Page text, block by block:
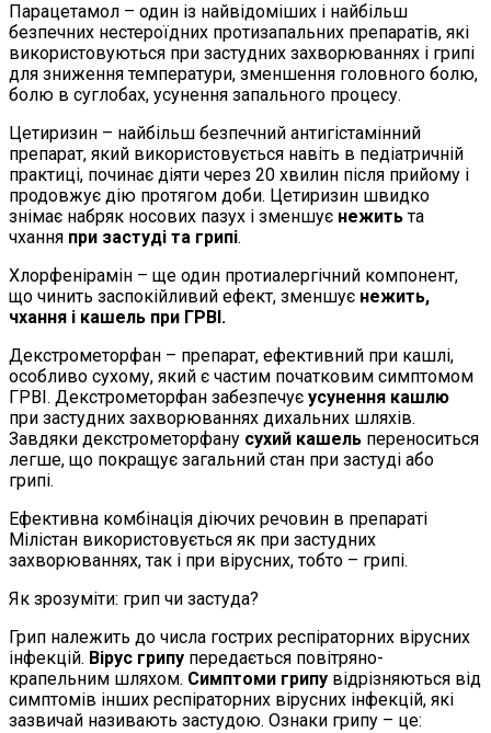
Парацетамол – один із найвідоміших і найбільш
безпечних нестероїдних протизапальних препаратів, які
використовуються при застудних захворюваннях і грипі
для зниження температури, зменшення головного болю,
болю в суглобах, усунення запального процесу.
Цетиризин – найбільш безпечний антигістамінний
препарат, який використовується навіть в педіатричній
практиці, починає діяти через 20 хвилин після прийому і
продовжує дію протягом доби. Цетиризин швидко
знімає набряк носових пазух і зменшує нежитьта
чхання при застуді та грипі.
Хлорфенірамін – ще один протиалергічний компонент,
що чинить заспокійливий ефект, зменшує нежить,
чхання і кашель при ГРВІ.
Декстрометорфан – препарат, ефективний при кашлі,
особливо сухому, який є частим початковим симптомом
ГРВІ. Декстрометорфан забезпечує усунення кашлю
при застудних захворюваннях дихальних шляхів.
Завдяки декстрометорфану сухий кашель переноситься
легше, що покращує загальний стан при застуді або
грипі.
Ефективна комбінація діючих речовин в препараті
Мілістан використовується як при застудних
захворюваннях, так і при вірусних, тобто – грипі.
Як зрозуміти: грип чи застуда?
Грип належить до числа гострих респіраторних вірусних
інфекцій. Вірус грипу передається повітряно-
крапельним шляхом. Симптоми грипу відрізняються від
симптомів інших респіраторних вірусних інфекцій, які
зазвичай називають застудою. Ознаки грипу – це: